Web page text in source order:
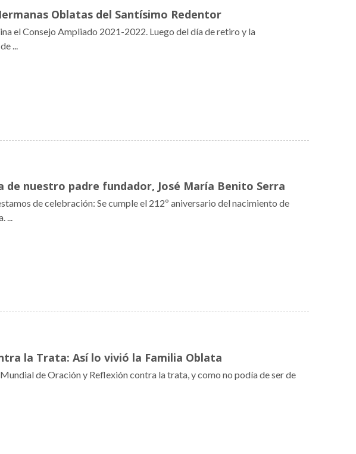
Oblatas del Santísimo Redentor
el Consejo Ampliado 2021-2022. Luego del día de retiro y la
...
de nuestro padre fundador, José María Benito Serra
de celebración: Se cumple el 212º aniversario del nacimiento de
...
la Trata: Así lo vivió la Familia Oblata
de Oración y Reflexión contra la trata, y como no podía de ser de